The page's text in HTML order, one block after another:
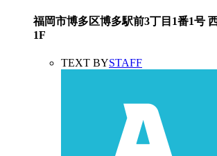
福岡市博多区博多駅前3丁目1番1号
1F
TEXT BYSTAFF